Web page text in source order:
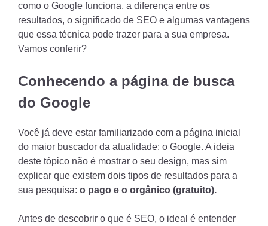
como o Google funciona, a diferença entre os
resultados, o significado de SEO e algumas vantagens
que essa técnica pode trazer para a sua empresa.
Vamos conferir?
Conhecendo a página de busca
do Google
Você já deve estar familiarizado com a página inicial
do maior buscador da atualidade: o Google. A ideia
deste tópico não é mostrar o seu design, mas sim
explicar que existem dois tipos de resultados para a
sua pesquisa: o pago e o orgânico (gratuito).
Antes de descobrir o que é SEO, o ideal é entender